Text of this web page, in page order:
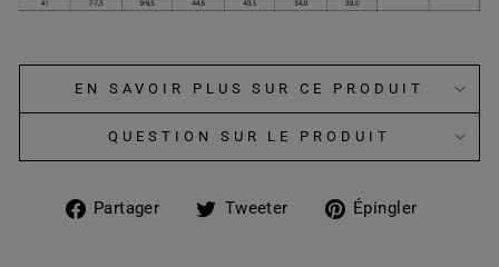
EN SAVOIR PLUS SUR CE PRODUIT
QUESTION SUR LE PRODUIT
Partager
PartagerTweeter
TweeterÉpingler